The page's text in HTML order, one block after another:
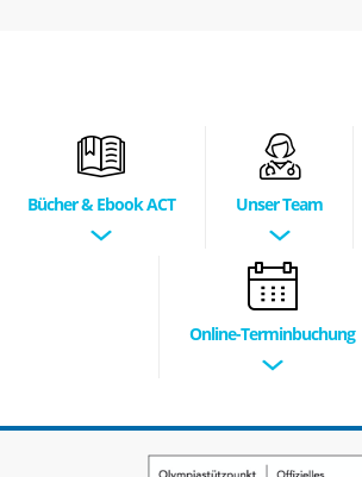
Bücher & Ebook ACT Unser Team
Online-Terminbuchung